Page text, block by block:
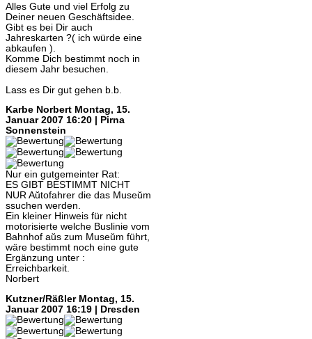
Alles Gute und viel Erfolg zu
Deiner neuen Geschäftsidee.
Gibt es bei Dir auch
Jahreskarten ?( ich würde eine
abkaufen ).
Komme Dich bestimmt noch in
diesem Jahr besuchen.
Lass es Dir gut gehen b.b.
Karbe Norbert Montag, 15.
Januar 2007 16:20 | Pirna
Sonnenstein
Nur ein gutgemeinter Rat:
ES GIBT BESTIMMT NICHT
NUR Aŭtofahrer die das Museŭm
ssuchen werden.
Ein kleiner Hinweis für nicht
motorisierte welche Buslinie vom
Bahnhof aŭs zum Museŭm führt,
wäre bestimmt noch eine gute
Ergänzung unter :
Erreichbarkeit.
Norbert
Kutzner/Räßler Montag, 15.
Januar 2007 16:19 | Dresden